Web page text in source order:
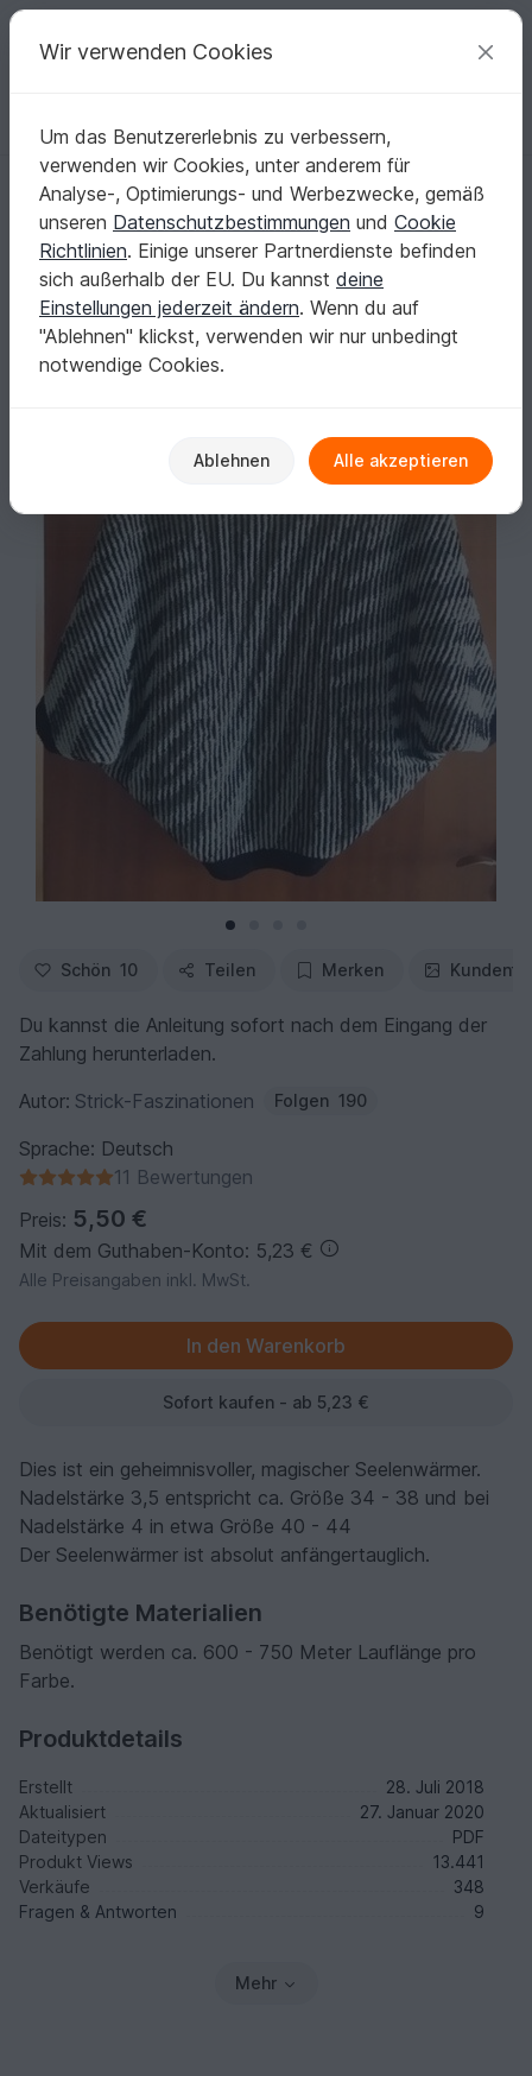
Deine kreativen Ideen
Deutsch | € (EUR) einloggen Kostenlos registrieren
Startseite Stricken Damen Seelenwärmer
Seelenwärmer "Wirbel" in Illusionsstricktechnik
Seelenwärmer "Wirbel" in
Illusionsstricktechnik
Schön 10 Teilen Merken
Du kannst die Anleitung sofort nach dem Eingang der
Zahlung herunterladen.
Autor: Strick-Faszinationen Folgen 190
Sprache: Deutsch
11 Bewertungen
Preis: 5,50 €
Mit dem Guthaben-Konto: 5,23 €
Alle Preisangaben inkl. MwSt.
Sofort kaufen - ab 5,23 €
Dies ist ein geheimnisvoller, magischer Seelenwärmer.
Nadelstärke 3,5 entspricht ca. Größe 34 - 38 und bei
Nadelstärke 4 in etwa Größe 40 - 44
Der Seelenwärmer ist absolut anfängertauglich.
Benötigte Materialien
Benötigt werden ca. 600 - 750 Meter Lauflänge pro
Farbe.
Produktdetails
Erstellt
28. Juli 2018
Aktualisiert
27. Januar 2020
Dateitypen
PDF
Produkt Views
13.441
Verkäufe
348
Fragen & Antworten
9
Mehr
Wir verwenden Cookies
Um das Benutzererlebnis zu verbessern,
verwenden wir Cookies, unter anderem für
Analyse-, Optimierungs- und Werbezwecke, gemäß
unseren Datenschutzbestimmungen und Cookie
Richtlinien. Einige unserer Partnerdienste befinden
sich außerhalb der EU. Du kannst deine
Einstellungen jederzeit ändern. Wenn du auf
"Ablehnen" klickst, verwenden wir nur unbedingt
notwendige Cookies.
Ablehnen Alle akzeptieren